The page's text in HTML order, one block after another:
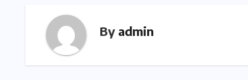
By admin